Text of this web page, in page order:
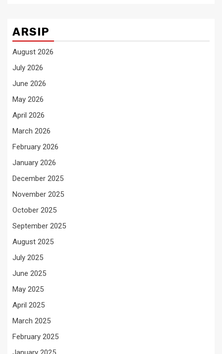
ARSIP
August 2026
July 2026
June 2026
May 2026
April 2026
March 2026
February 2026
January 2026
December 2025
November 2025
October 2025
September 2025
August 2025
July 2025
June 2025
May 2025
April 2025
March 2025
February 2025